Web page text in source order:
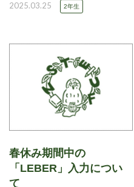
2025.03.25 2年生
春休み期間中の
「LEBER」入力につい
て